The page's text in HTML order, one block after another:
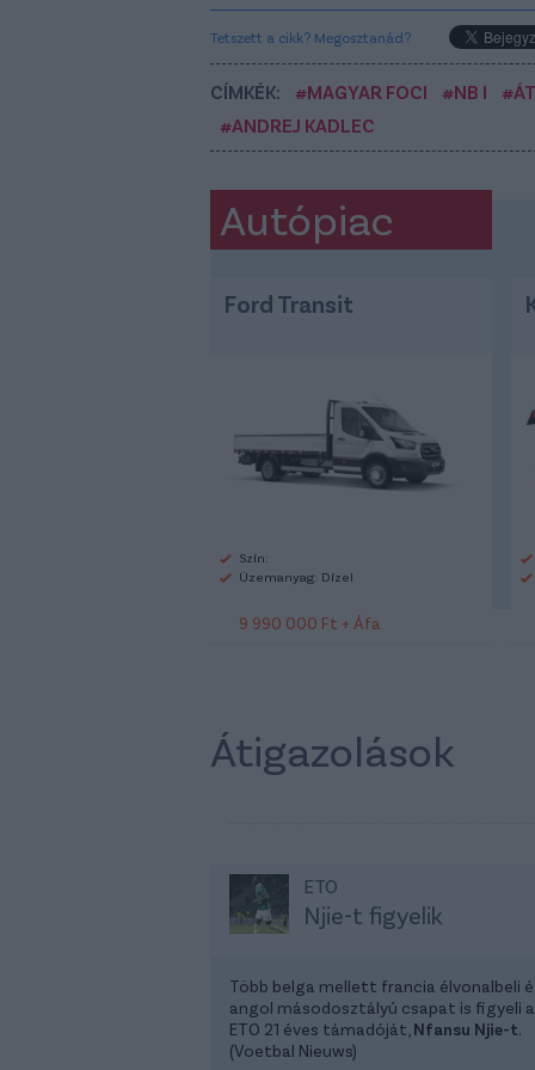
Tetszett a cikk? Megosztanád?
CÍMKÉK: #MAGYAR FOCI #NB I
#ANDREJ KADLEC
Autópiac
Ford Transit
Szín:
Üzemanyag: Dízel
9 990 000 Ft + Áfa
Átigazolások
ETO
Njie-t figyelik
Több belga mellett francia élvonalbeli
angol másodosztályú csapat is figyeli
ETO 21 éves támadóját, Nfansu Njie-t.
(Voetbal Nieuws)